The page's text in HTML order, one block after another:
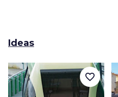
Ideas
favorite_border